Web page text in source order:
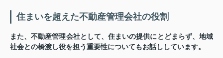
住まいを超えた不動産管理会社の役割
また、不動産管理会社として、住まいの提供にとどまらず、地域
社会との橋渡し役を担う重要性についてもお話ししています。